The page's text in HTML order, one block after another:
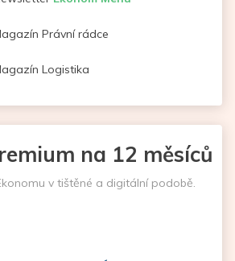
Právní rádce
Logistika
na 12 měsíců
v tištěné a digitální podobě.